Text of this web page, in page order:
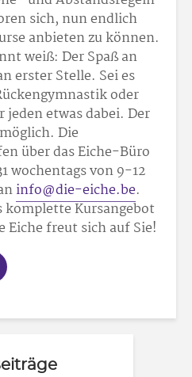
sich, nun endlich
anbieten zu können.
weiß: Der Spaß an
erster Stelle. Sei es
oder
etwas dabei. Der
Die
über das Eiche-Büro
wochentags von 9-12
info@die-eiche.be.
komplette Kursangebot
Eiche freut sich auf Sie!